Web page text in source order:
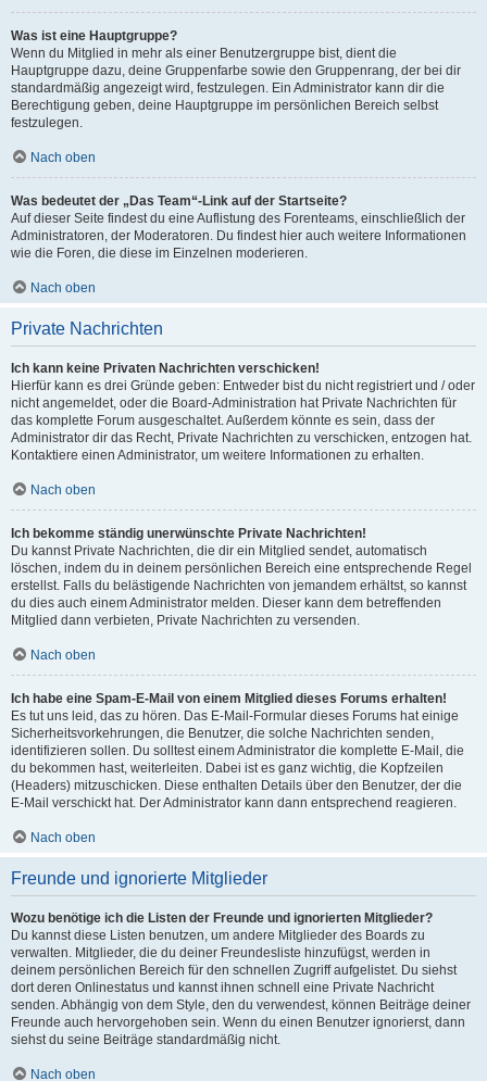
Was ist eine Hauptgruppe?
Wenn du Mitglied in mehr als einer Benutzergruppe bist, dient die
Hauptgruppe dazu, deine Gruppenfarbe sowie den Gruppenrang, der bei dir
standardmäßig angezeigt wird, festzulegen. Ein Administrator kann dir die
Berechtigung geben, deine Hauptgruppe im persönlichen Bereich selbst
festzulegen.
Nach oben
Was bedeutet der „Das Team“-Link auf der Startseite?
Auf dieser Seite findest du eine Auflistung des Forenteams, einschließlich der
Administratoren, der Moderatoren. Du findest hier auch weitere Informationen
wie die Foren, die diese im Einzelnen moderieren.
Nach oben
Private Nachrichten
Ich kann keine Privaten Nachrichten verschicken!
Hierfür kann es drei Gründe geben: Entweder bist du nicht registriert und / oder
nicht angemeldet, oder die Board-Administration hat Private Nachrichten für
das komplette Forum ausgeschaltet. Außerdem könnte es sein, dass der
Administrator dir das Recht, Private Nachrichten zu verschicken, entzogen hat.
Kontaktiere einen Administrator, um weitere Informationen zu erhalten.
Nach oben
Ich bekomme ständig unerwünschte Private Nachrichten!
Du kannst Private Nachrichten, die dir ein Mitglied sendet, automatisch
löschen, indem du in deinem persönlichen Bereich eine entsprechende Regel
erstellst. Falls du belästigende Nachrichten von jemandem erhältst, so kannst
du dies auch einem Administrator melden. Dieser kann dem betreffenden
Mitglied dann verbieten, Private Nachrichten zu versenden.
Nach oben
Ich habe eine Spam-E-Mail von einem Mitglied dieses Forums erhalten!
Es tut uns leid, das zu hören. Das E-Mail-Formular dieses Forums hat einige
Sicherheitsvorkehrungen, die Benutzer, die solche Nachrichten senden,
identifizieren sollen. Du solltest einem Administrator die komplette E-Mail, die
du bekommen hast, weiterleiten. Dabei ist es ganz wichtig, die Kopfzeilen
(Headers) mitzuschicken. Diese enthalten Details über den Benutzer, der die
E-Mail verschickt hat. Der Administrator kann dann entsprechend reagieren.
Nach oben
Freunde und ignorierte Mitglieder
Wozu benötige ich die Listen der Freunde und ignorierten Mitglieder?
Du kannst diese Listen benutzen, um andere Mitglieder des Boards zu
verwalten. Mitglieder, die du deiner Freundesliste hinzufügst, werden in
deinem persönlichen Bereich für den schnellen Zugriff aufgelistet. Du siehst
dort deren Onlinestatus und kannst ihnen schnell eine Private Nachricht
senden. Abhängig von dem Style, den du verwendest, können Beiträge deiner
Freunde auch hervorgehoben sein. Wenn du einen Benutzer ignorierst, dann
siehst du seine Beiträge standardmäßig nicht.
Nach oben